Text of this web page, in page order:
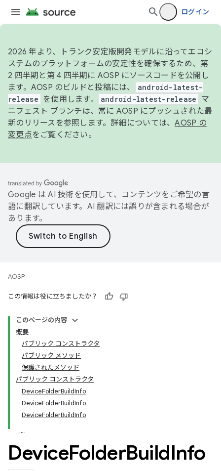
ログイン
2026 年より、トランク安定版開発モデルに沿ってエコシ
ステムのプラットフォームの安定性を確保するため、第
2 四半期と第 4 四半期に AOSP にソースコードを公開し
ます。AOSP のビルドと投稿には、
android-latest-
release
を使用します。 android-latest-release
マ
ニフェスト ブランチは、常に AOSP にプッシュされた最
新のリリースを参照します。詳細については、AOSP の
変更点をご覧ください。
Google は AI 技術を使用して、コンテンツをご希望の言
語に翻訳しています。AI 翻訳には誤りが含まれる場合が
あります。
AOSP
この情報は役に立ちましたか？
このページの内容
概要
パブリック コンストラクタ
パブリック メソッド
保護されたメソッド
パブリック コンストラクタ
DeviceFolderBuildInfo
DeviceFolderBuildInfo
DeviceFolderBuildInfo
DeviceFolderBuildInfo